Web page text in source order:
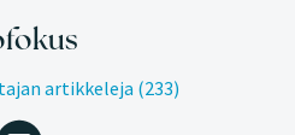
artikkeleja (233)